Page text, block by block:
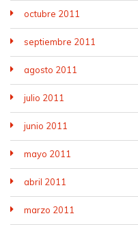
octubre 2011
septiembre 2011
agosto 2011
julio 2011
junio 2011
mayo 2011
abril 2011
marzo 2011